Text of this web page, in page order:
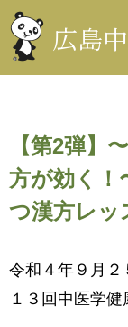
ン
テ
ン
ツ
を
広島
【第2弾】
方が効く！
つ漢方レッ
令和４年９月
１３回中医学健